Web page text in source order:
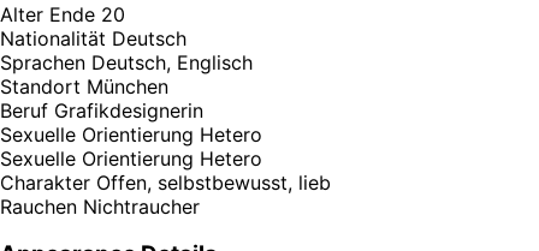
Alter Ende 20
Nationalität Deutsch
Sprachen Deutsch, Englisch
Standort München
Beruf Grafikdesignerin
Sexuelle Orientierung Hetero
Sexuelle Orientierung Hetero
Charakter Offen, selbstbewusst, lieb
Rauchen Nichtraucher